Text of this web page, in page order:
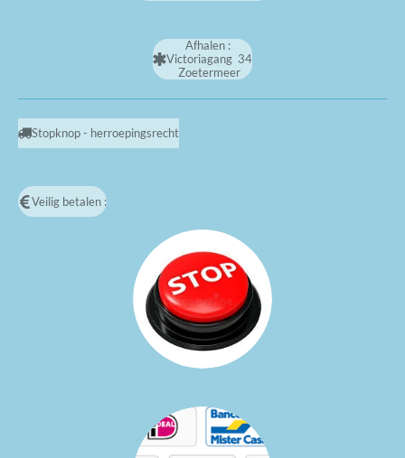
Afhalen :
Victoriagang 34
Zoetermeer
Stopknop - herroepingsrecht
Veilig betalen :